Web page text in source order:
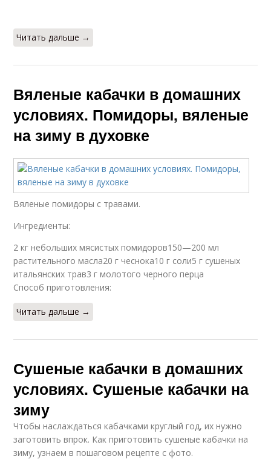
Читать дальше →
Вяленые кабачки в домашних
условиях. Помидоры, вяленые
на зиму в духовке
Вяленые помидоры с травами.
Ингредиенты:
2 кг небольших мясистых помидоров150—200 мл
растительного масла20 г чеснока10 г соли5 г сушеных
итальянских трав3 г молотого черного перца
Способ приготовления:
Читать дальше →
Сушеные кабачки в домашних
условиях. Сушеные кабачки на
зиму
Чтобы наслаждаться кабачками круглый год, их нужно
заготовить впрок. Как приготовить сушеные кабачки на
зиму, узнаем в пошаговом рецепте с фото.